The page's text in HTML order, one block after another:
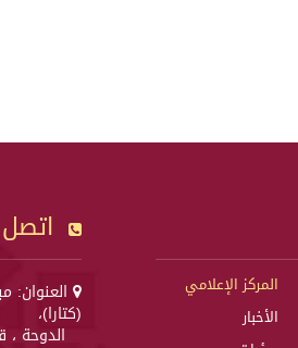
المركز الإعلامي
الأخبار
اتصل
(كتارا)،
الدوحة ،